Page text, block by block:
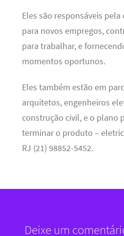
Eles são responsáveis
para novos empregos,
para trabalhar, e
momentos oportunos.
Eles também estão em
arquitetos, engenheiros
construção civil, e o plano
terminar o produto –
RJ (21) 98852-5452.
Deixe um